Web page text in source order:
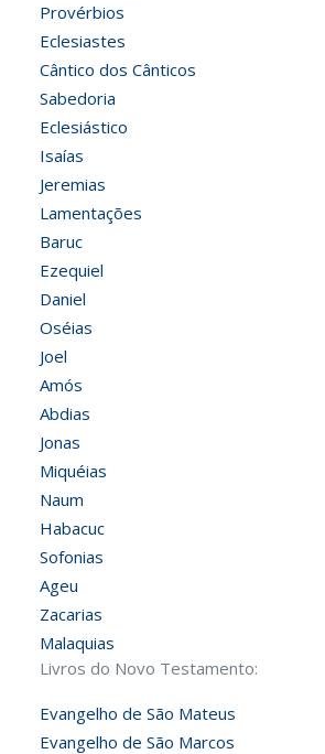
Provérbios
Eclesiastes
Cântico dos Cânticos
Sabedoria
Eclesiástico
Isaías
Jeremias
Lamentações
Baruc
Ezequiel
Daniel
Oséias
Joel
Amós
Abdias
Jonas
Miquéias
Naum
Habacuc
Sofonias
Ageu
Zacarias
Malaquias
Livros do Novo Testamento:
Evangelho de São Mateus
Evangelho de São Marcos